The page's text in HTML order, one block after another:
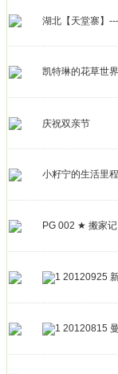
湖北【天堂寨】
凯特琳的花草世
庆祝双亲节
小籽宁的生活里
PG 002 ★ 搬家
20120925
20120815